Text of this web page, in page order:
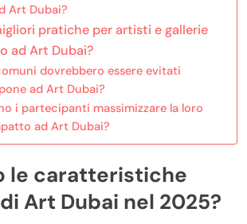
Art Dubai?
pratiche per artisti e gallerie
ad Art Dubai?
dovrebbero essere evitati
ad Art Dubai?
i partecipanti massimizzare la loro
ad Art Dubai?
le caratteristiche
Art Dubai nel 2025?